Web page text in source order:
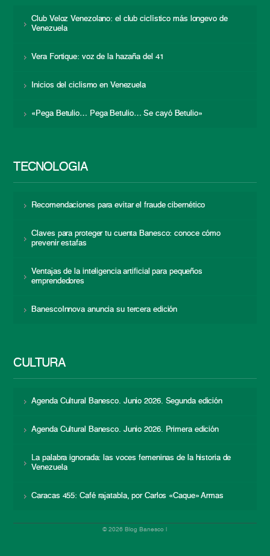
Club Veloz Venezolano: el club ciclístico más longevo de
Venezuela
Vera Fortique: voz de la hazaña del 41
Inicios del ciclismo en Venezuela
«Pega Betulio… Pega Betulio… Se cayó Betulio»
TECNOLOGÍA
Recomendaciones para evitar el fraude cibernético
Claves para proteger tu cuenta Banesco: conoce cómo
prevenir estafas
Ventajas de la inteligencia artificial para pequeños
emprendedores
BanescoInnova anuncia su tercera edición
CULTURA
Agenda Cultural Banesco. Junio 2026. Segunda edición
Agenda Cultural Banesco. Junio 2026. Primera edición
La palabra ignorada: las voces femeninas de la historia de
Venezuela
Caracas 455: Café rajatabla, por Carlos «Caque» Armas
© 2026 Blog Banesco |